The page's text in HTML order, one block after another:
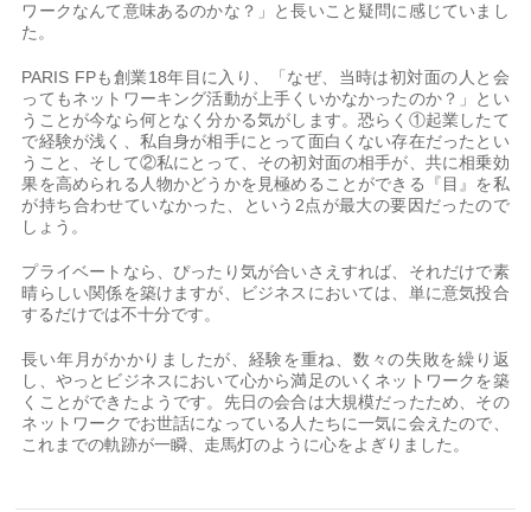
ワークなんて意味あるのかな？」と長いこと疑問に感じていまし
た。
PARIS FPも創業18年目に入り、「なぜ、当時は初対面の人と会
ってもネットワーキング活動が上手くいかなかったのか？」とい
うことが今なら何となく分かる気がします。恐らく①起業したて
で経験が浅く、私自身が相手にとって面白くない存在だったとい
うこと、そして②私にとって、その初対面の相手が、共に相乗効
果を高められる人物かどうかを見極めることができる『目』を私
が持ち合わせていなかった、という2点が最大の要因だったので
しょう。
プライベートなら、ぴったり気が合いさえすれば、それだけで素
晴らしい関係を築けますが、ビジネスにおいては、単に意気投合
するだけでは不十分です。
長い年月がかかりましたが、経験を重ね、数々の失敗を繰り返
し、やっとビジネスにおいて心から満足のいくネットワークを築
くことができたようです。先日の会合は大規模だったため、その
ネットワークでお世話になっている人たちに一気に会えたので、
これまでの軌跡が一瞬、走馬灯のように心をよぎりました。